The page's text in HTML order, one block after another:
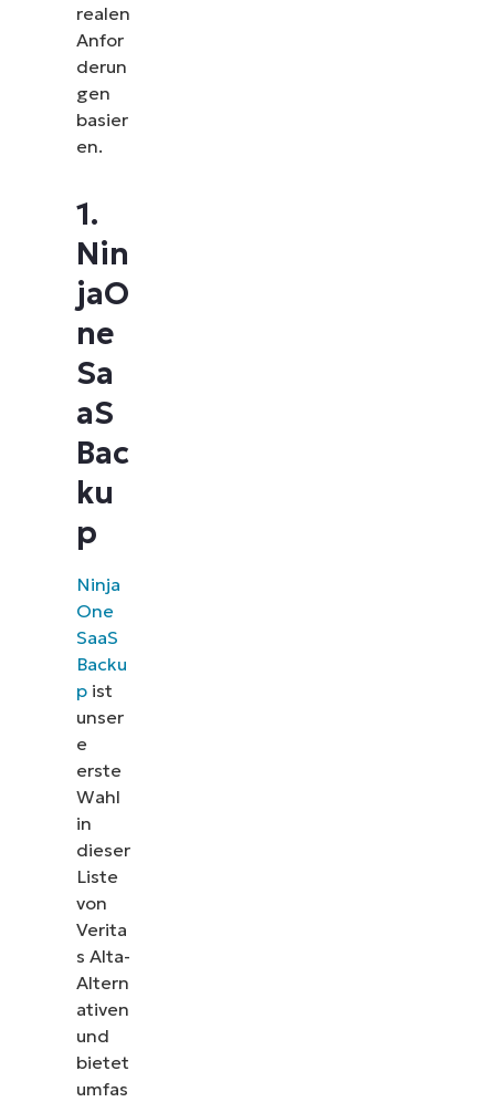
realen
Anfor
derun
gen
basier
en.
1.
Nin
jaO
ne
Sa
aS
Bac
ku
p
Ninja
One
SaaS
Backu
p ist
unser
e
erste
Wahl
in
dieser
Liste
von
Verita
s Alta-
Altern
ativen
und
bietet
umfas